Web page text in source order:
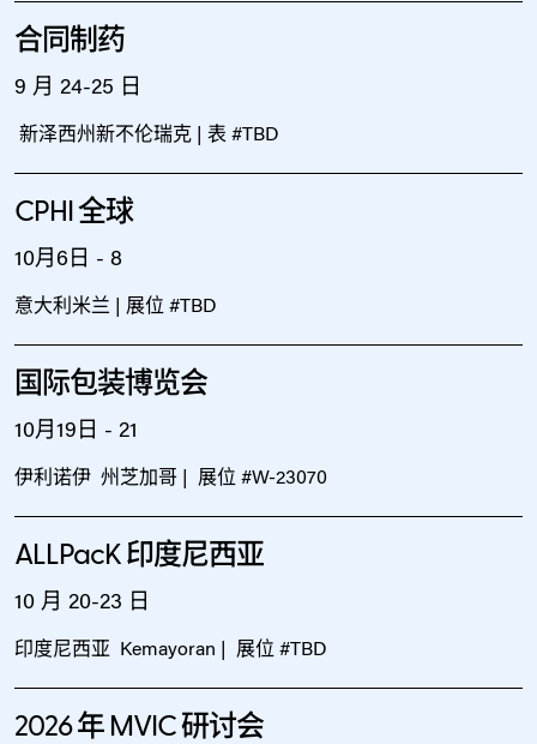
合同制药
9 月 24-25 日
新泽西州新不伦瑞克 | 表 #TBD
CPHI 全球
10月6日 - 8
意大利米兰 | 展位 #TBD
国际包装博览会
10月19日 - 21
伊利诺伊 州芝加哥 | 展位 #W-23070
ALLPacK 印度尼西亚
10 月 20-23 日
印度尼西亚 Kemayoran | 展位 #TBD
2026 年 MVIC 研讨会